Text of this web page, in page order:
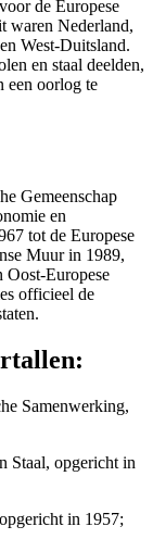
de Europese
waren Nederland,
West-Duitsland.
en staal deelden,
een oorlog te
Gemeenschap
en
tot de Europese
Muur in 1989,
Oost-Europese
officieel de
Samenwerking,
Staal, opgericht in
in 1957;